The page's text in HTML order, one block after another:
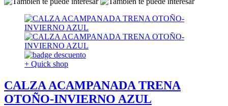
+ Quick shop
CALZA ACAMPANADA TRENA
OTOÑO-INVIERNO AZUL